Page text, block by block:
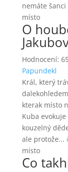
nemáte
místo
O
Hodnocení:
Papundekl
Král, který
kterak místo
Kuba
kouzelný
ale protože...
místo
Co